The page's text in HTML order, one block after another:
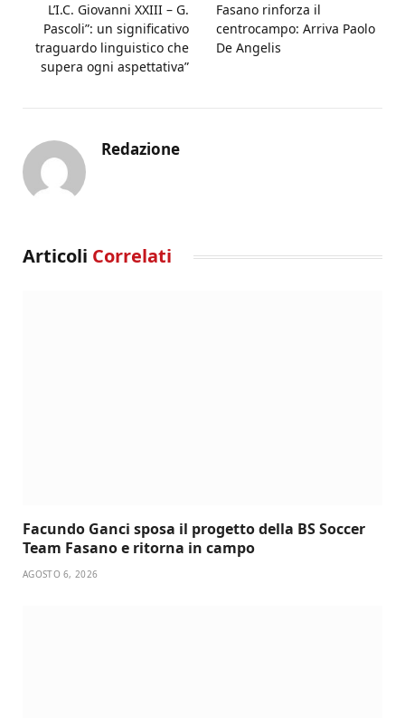
L’I.C. Giovanni XXIII – G.
Pascoli”: un significativo
traguardo linguistico che
supera ogni aspettativa”
Fasano rinforza il
centrocampo: Arriva Paolo
De Angelis
Redazione
Articoli Correlati
Facundo Ganci sposa il progetto della BS Soccer
Team Fasano e ritorna in campo
AGOSTO 6, 2026